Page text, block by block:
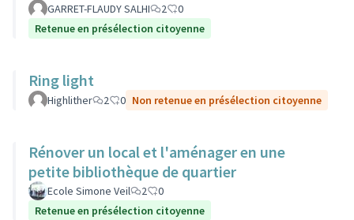
GARRET-FLAUDY SALHI 2
0
Retenue en présélection citoyenne
Ring light
Highlither 2 0 Non retenue en présélection citoyenne
Rénover un local et l'aménager en une
petite bibliothèque de quartier
Ecole Simone Veil 2
0
Retenue en présélection citoyenne